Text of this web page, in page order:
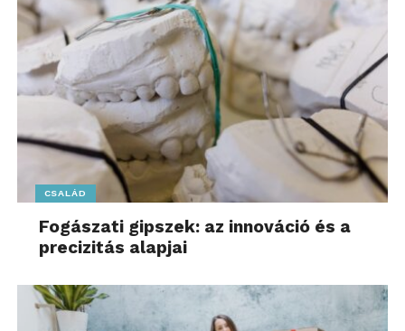
CSALÁD
Fogászati gipszek: az innováció és a
precizitás alapjai